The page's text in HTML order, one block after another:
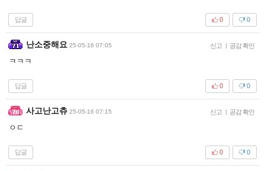
답글 0
0
난소중해요 25-05-16 07:05 신고 | 공감 확인
ㅋㅋㅋ
답글 0
0
사고난고츄 25-05-16 07:15 신고 | 공감 확인
ㅇㄷ
답글 0
0